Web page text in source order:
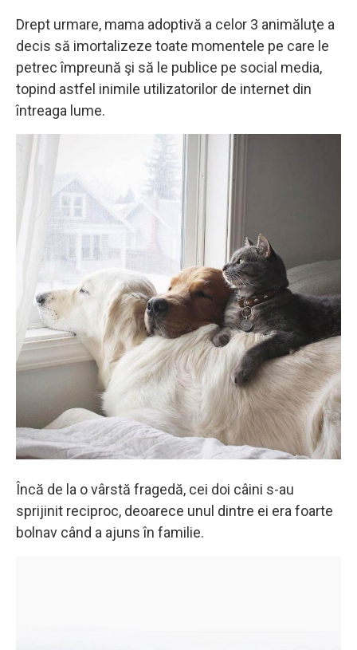
Drept urmare, mama adoptivă a celor 3 animăluţe a
decis să imortalizeze toate momentele pe care le
petrec împreună şi să le publice pe social media,
topind astfel inimile utilizatorilor de internet din
întreaga lume.
Încă de la o vârstă fragedă, cei doi câini s-au
sprijinit reciproc, deoarece unul dintre ei era foarte
bolnav când a ajuns în familie.